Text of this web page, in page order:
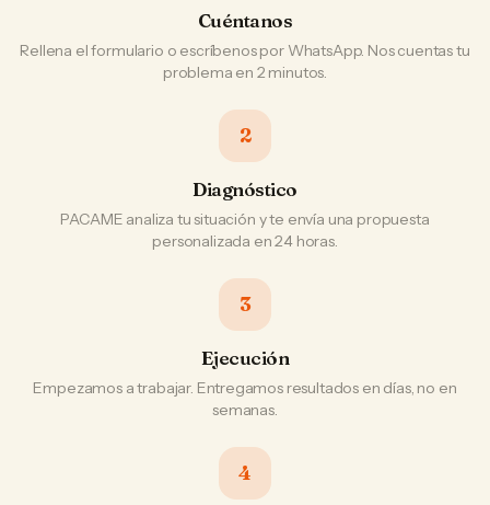
Cuéntanos
Rellena el formulario o escríbenos por WhatsApp. Nos cuentas tu
problema en 2 minutos.
2
Diagnóstico
PACAME analiza tu situación y te envía una propuesta
personalizada en 24 horas.
3
Ejecución
Empezamos a trabajar. Entregamos resultados en días, no en
semanas.
4